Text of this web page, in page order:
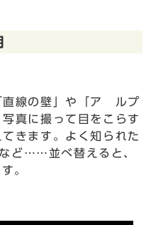
直線の壁」や「ア ルプ
真に撮って目をこらす
きます。よく知られた
ど……並べ替えると、
。